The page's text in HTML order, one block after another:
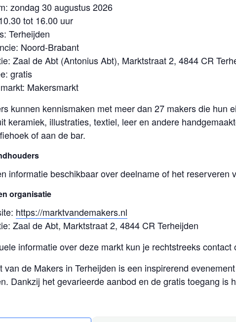
zondag 30 augustus 2026
tot 16.00 uur
Terheijden
Noord-Brabant
Zaal de Abt (Antonius Abt), Marktstraat 2, 4844 CR
gratis
Makersmarkt
kunnen kennismaken met meer dan 27 makers die hun
keramiek, illustraties, textiel, leer en andere
of aan de bar.
informatie beschikbaar over deelname of het reserveren
organisatie
https://marktvandemakers.nl
Zaal de Abt, Marktstraat 2, 4844 CR Terheijden
informatie over deze markt kun je rechtstreeks
van de Makers in Terheijden is een inspirerend
Dankzij het gevarieerde aanbod en de gratis toegang is